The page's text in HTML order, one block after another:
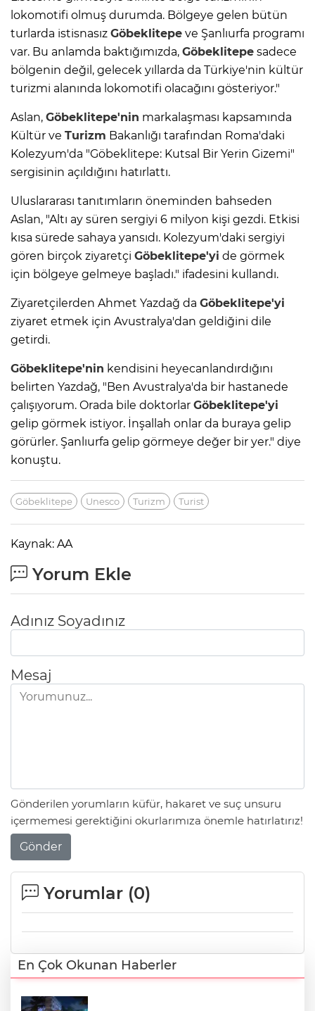
lokomotifi olmuş durumda. Bölgeye gelen bütün
turlarda istisnasız Göbeklitepe ve Şanlıurfa programı
var. Bu anlamda baktığımızda, Göbeklitepe sadece
bölgenin değil, gelecek yıllarda da Türkiye'nin kültür
turizmi alanında lokomotifi olacağını gösteriyor."
Aslan, Göbeklitepe'nin markalaşması kapsamında
Kültür ve Turizm Bakanlığı tarafından Roma'daki
Kolezyum'da "Göbeklitepe: Kutsal Bir Yerin Gizemi"
sergisinin açıldığını hatırlattı.
Uluslararası tanıtımların öneminden bahseden
Aslan, "Altı ay süren sergiyi 6 milyon kişi gezdi. Etkisi
kısa sürede sahaya yansıdı. Kolezyum'daki sergiyi
gören birçok ziyaretçi Göbeklitepe'yi de görmek
için bölgeye gelmeye başladı." ifadesini kullandı.
Ziyaretçilerden Ahmet Yazdağ da Göbeklitepe'yi
ziyaret etmek için Avustralya'dan geldiğini dile
getirdi.
Göbeklitepe'nin kendisini heyecanlandırdığını
belirten Yazdağ, "Ben Avustralya'da bir hastanede
çalışıyorum. Orada bile doktorlar Göbeklitepe'yi
gelip görmek istiyor. İnşallah onlar da buraya gelip
görürler. Şanlıurfa gelip görmeye değer bir yer." diye
konuştu.
Göbeklitepe Unesco Turizm Turist
Kaynak: AA
Yorum Ekle
Adınız Soyadınız
Mesaj
Gönderilen yorumların küfür, hakaret ve suç unsuru
içermemesi gerektiğini okurlarımıza önemle hatırlatırız!
Gönder
Yorumlar (0)
En Çok Okunan Haberler